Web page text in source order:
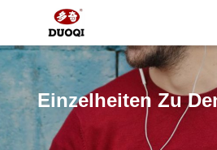
Einzelheiten Zu